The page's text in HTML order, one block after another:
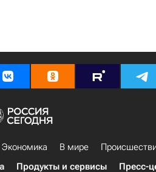
Экономика В мире
Продукты и сервисы Пресс-